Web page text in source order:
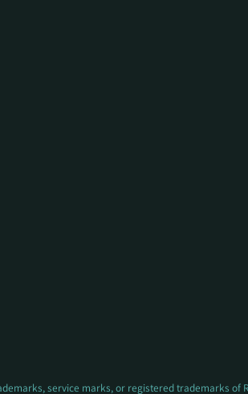
お知
service marks, or registered trademarks of